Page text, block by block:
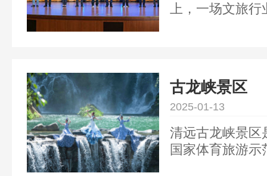
上，一场文旅行
古龙峡景区
清远古龙峡景区
国家体育旅游
2025-01-13